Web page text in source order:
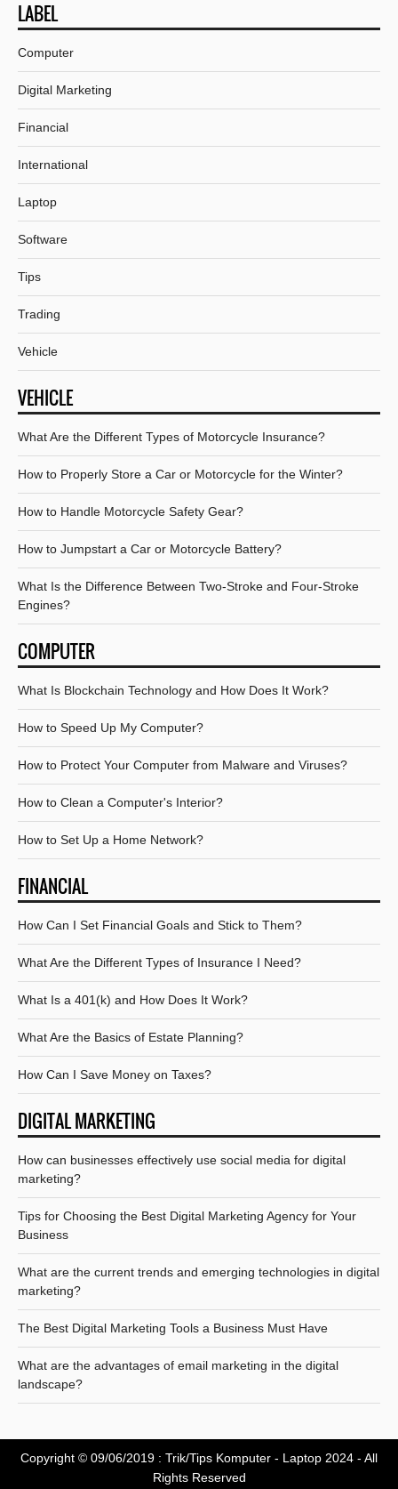
LABEL
Computer
Digital Marketing
Financial
International
Laptop
Software
Tips
Trading
Vehicle
VEHICLE
What Are the Different Types of Motorcycle Insurance?
How to Properly Store a Car or Motorcycle for the Winter?
How to Handle Motorcycle Safety Gear?
How to Jumpstart a Car or Motorcycle Battery?
What Is the Difference Between Two-Stroke and Four-Stroke
Engines?
COMPUTER
What Is Blockchain Technology and How Does It Work?
How to Speed Up My Computer?
How to Protect Your Computer from Malware and Viruses?
How to Clean a Computer's Interior?
How to Set Up a Home Network?
FINANCIAL
How Can I Set Financial Goals and Stick to Them?
What Are the Different Types of Insurance I Need?
What Is a 401(k) and How Does It Work?
What Are the Basics of Estate Planning?
How Can I Save Money on Taxes?
DIGITAL MARKETING
How can businesses effectively use social media for digital
marketing?
Tips for Choosing the Best Digital Marketing Agency for Your
Business
What are the current trends and emerging technologies in digital
marketing?
The Best Digital Marketing Tools a Business Must Have
What are the advantages of email marketing in the digital
landscape?
Copyright © 09/06/2019 : Trik/Tips Komputer - Laptop 2024 - All
Rights Reserved